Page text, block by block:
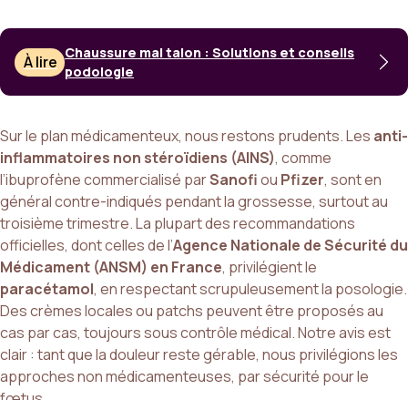
À lire Chaussure mal talon : Solutions et conseils
podologie
Sur le plan médicamenteux, nous restons prudents. Les anti-
inflammatoires non stéroïdiens (AINS), comme
l’ibuprofène commercialisé parSanofiou Pfizer, sont en
général contre-indiqués pendant la grossesse, surtout au
troisième trimestre. La plupart des recommandations
officielles, dont celles de l’Agence Nationale de Sécurité du
Médicament (ANSM) en France, privilégient le
paracétamol, en respectant scrupuleusement la posologie.
Des crèmes locales ou patchs peuvent être proposés au
cas par cas, toujours sous contrôle médical. Notre avis est
clair : tant que la douleur reste gérable, nous privilégions les
approches non médicamenteuses, par sécurité pour le